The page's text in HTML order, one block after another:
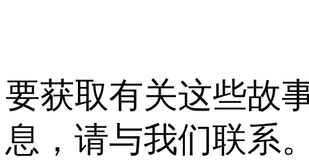
要获取有关这些故
息，请与我们联系